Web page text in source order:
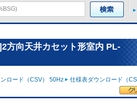
方向天井カセット形室内 PL-
ロード（CSV） 50Hz 仕様表ダウンロード（